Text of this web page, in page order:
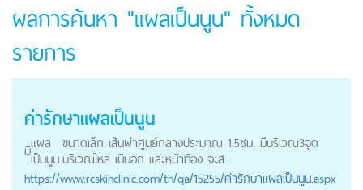
ผลการค้นหา "แผลเป็นนูน" ทั้งหมด
รายการ
ค่ารักษาแผลเป็นนูน
มีแผล
เป็นนูน
ขนาดเล็ก เส้นผ่าศูนย์กลางประมาณ 1.5ซม. มีบริเวณ3จุด
บริเวณไหล่ เนินอก และหน้าท้อง จะส...
https://www.rcskinclinic.com/th/qa/15255/ค่ารักษาแผลเป็นนูน.aspx